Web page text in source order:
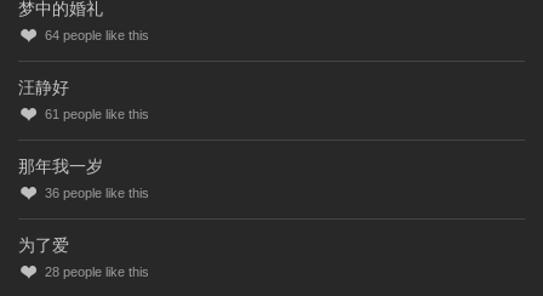
梦中的婚礼
64 people like this
汪静好
61 people like this
那年我一岁
36 people like this
为了爱
28 people like this